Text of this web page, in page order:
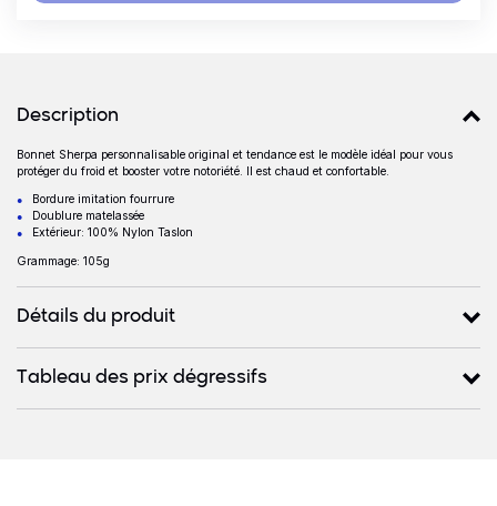
Détails produits
Description
Description
Bonnet Sherpa personnalisable original et tendance est le modèle idéal pour vous
protéger du froid et booster votre notoriété. Il est chaud et confortable.
Bordure imitation fourrure
Doublure matelassée
Extérieur: 100% Nylon Taslon
Grammage: 105g
Détails du produit
Tableau des prix dégressifs